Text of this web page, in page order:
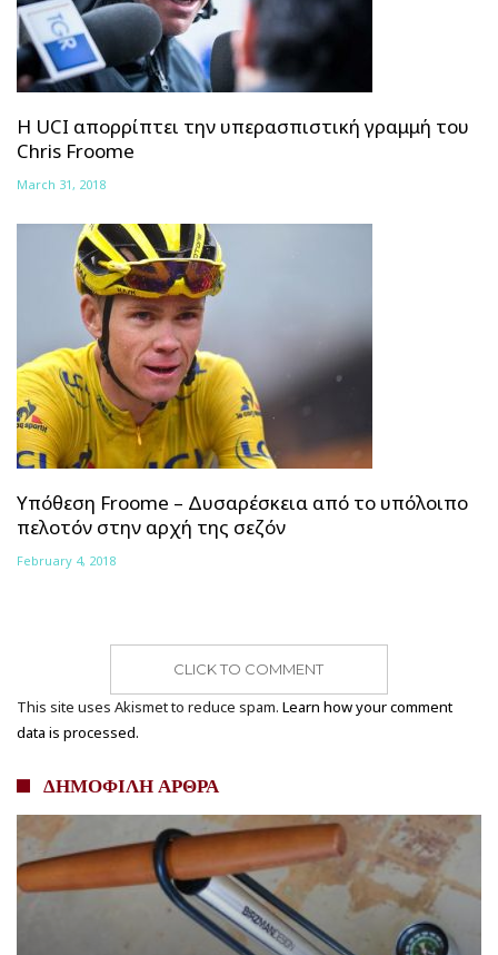
H UCI απορρίπτει την υπερασπιστική γραμμή του
Chris Froome
March 31, 2018
Υπόθεση Froome – Δυσαρέσκεια από το υπόλοιπο
πελοτόν στην αρχή της σεζόν
February 4, 2018
CLICK TO COMMENT
This site uses Akismet to reduce spam. Learn how your comment
data is processed.
ΔΗΜΟΦΙΛΗ ΑΡΘΡΑ